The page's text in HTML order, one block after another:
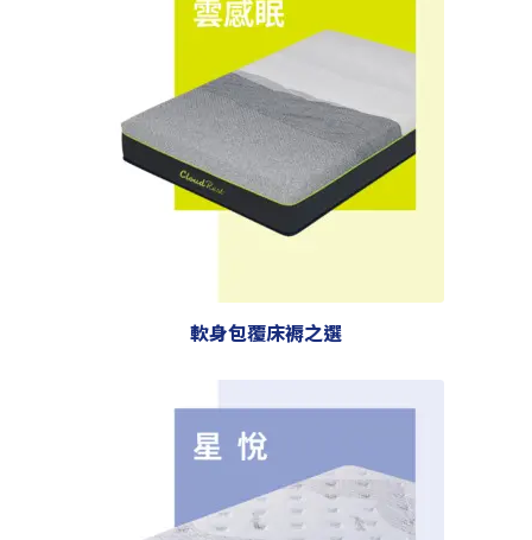
軟身包覆床褥之選